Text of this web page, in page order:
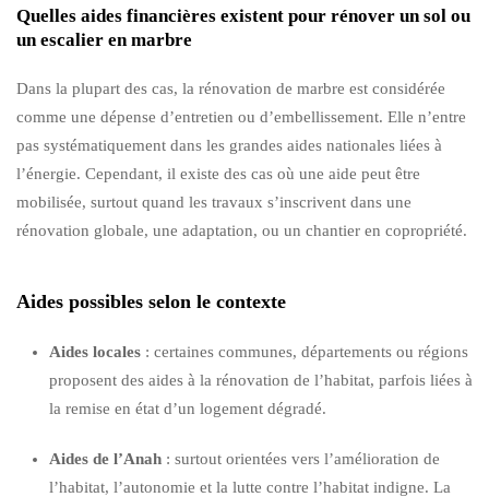
Quelles aides financières existent pour rénover un sol ou
un escalier en marbre
Dans la plupart des cas, la rénovation de marbre est considérée
comme une dépense d’entretien ou d’embellissement. Elle n’entre
pas systématiquement dans les grandes aides nationales liées à
l’énergie. Cependant, il existe des cas où une aide peut être
mobilisée, surtout quand les travaux s’inscrivent dans une
rénovation globale, une adaptation, ou un chantier en copropriété.
Aides possibles selon le contexte
Aides locales : certaines communes, départements ou régions
proposent des aides à la rénovation de l’habitat, parfois liées à
la remise en état d’un logement dégradé.
Aides de l’Anah : surtout orientées vers l’amélioration de
l’habitat, l’autonomie et la lutte contre l’habitat indigne. La